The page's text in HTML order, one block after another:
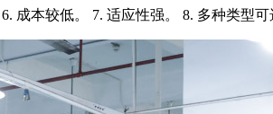
成本较低。 7. 适应性强。 8. 多种类型可